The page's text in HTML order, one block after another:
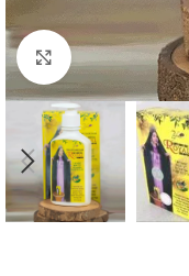
Click to enlarge